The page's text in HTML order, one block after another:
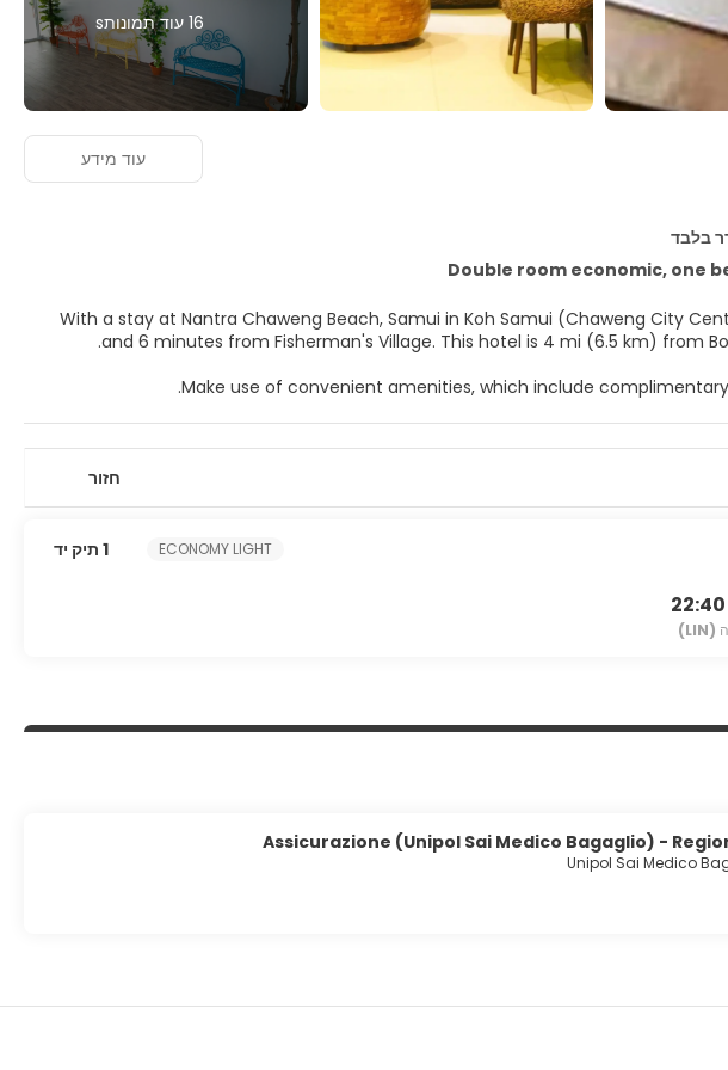
16 עוד תמונותs
בלבד
Double room economic, one
With a stay at Nantra Chaweng Beach, Samui in Koh Samui (Chaweng City
and 6 minutes from Fisherman's Village. This
Make use of convenient amenities, which include
you connected. Private bathrooms with showers feature complimentary toiletries
Featured amenities include a
עוד מידע
חזור
22:40
(LIN)
ECONOMY LIGHT 1 תיק יד
Assicurazione (Unipol Sai Medico Bagaglio) -
Unipol Sai Medico